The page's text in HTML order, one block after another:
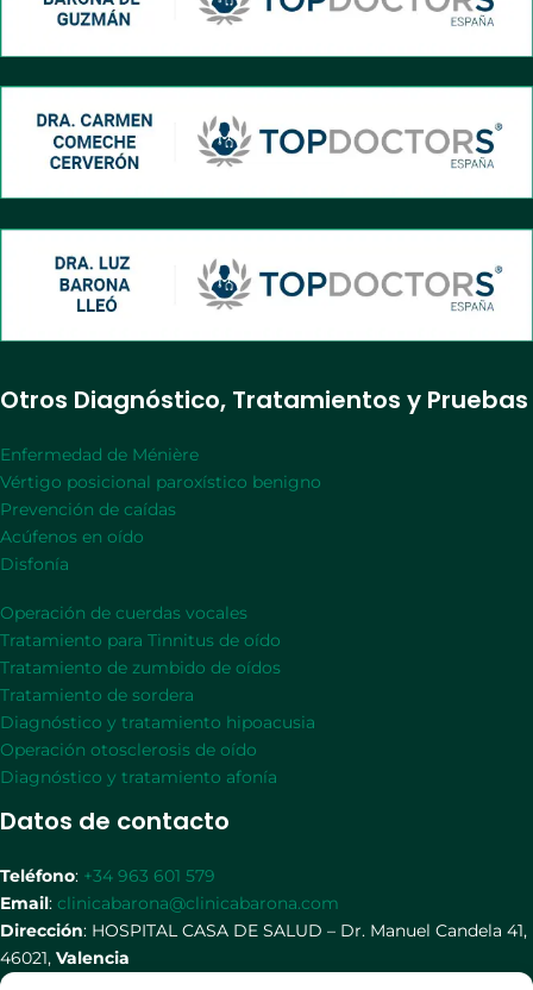
Otros Diagnóstico, Tratamientos y Pruebas
Enfermedad de Ménière
Vértigo posicional paroxístico benigno
Prevención de caídas
Acúfenos en oído
Disfonía
Operación de cuerdas vocales
Tratamiento para Tinnitus de oído
Tratamiento de zumbido de oídos
Tratamiento de sordera
Diagnóstico y tratamiento hipoacusia
Operación otosclerosis de oído
Diagnóstico y tratamiento afonía
Datos de contacto
Teléfono: +34 963 601 579
Email: clinicabarona@clinicabarona.com
Dirección: HOSPITAL CASA DE SALUD – Dr. Manuel Candela 41,
46021, Valencia